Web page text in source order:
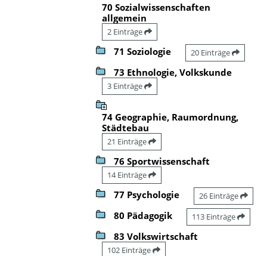
70 Sozialwissenschaften
allgemein
2 Einträge
71 Soziologie 20 Einträge
73 Ethnologie, Volkskunde
3 Einträge
74 Geographie, Raumordnung,
Städtebau
21 Einträge
76 Sportwissenschaft
14 Einträge
77 Psychologie 26 Einträge
80 Pädagogik 113 Einträge
83 Volkswirtschaft
102 Einträge